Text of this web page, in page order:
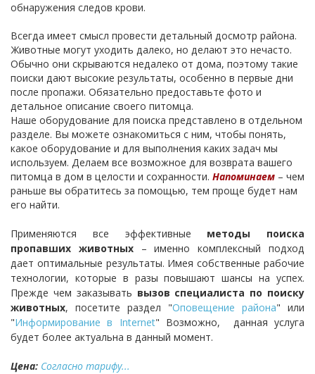
обнаружения следов крови.
Всегда имеет смысл провести детальный досмотр района.
Животные могут уходить далеко, но делают это нечасто.
Обычно они скрываются недалеко от дома, поэтому такие
поиски дают высокие результаты, особенно в первые дни
после пропажи. Обязательно предоставьте фото и
детальное описание своего питомца.
Наше оборудование для поиска представлено в отдельном
разделе. Вы можете ознакомиться с ним, чтобы понять,
какое оборудование и для выполнения каких задач мы
используем. Делаем все возможное для возврата вашего
питомца в дом в целости и сохранности. Напоминаем – чем
раньше вы обратитесь за помощью, тем проще будет нам
его найти.
Применяются все эффективные методы поиска
пропавших животных– именно комплексный подход
дает оптимальные результаты. Имея собственные рабочие
технологии, которые в разы повышают шансы на успех.
Прежде чем заказывать вызов специалиста по поиску
животных, посетите раздел "Оповещение района" или
"Информирование в Internet" Возможно, данная услуга
будет более актуальна в данный момент.
Цена: Согласно тарифу...